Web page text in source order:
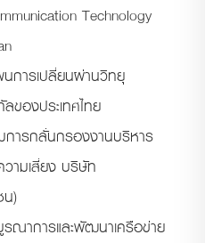
Technology
การเปลี่ยนผ่านวิทยุ
ของประเทศไทย
การกลั่นกรองงานบริหาร
ามเสี่ยง บริษัท
)
ณาการและพัฒนาเครือข่าย